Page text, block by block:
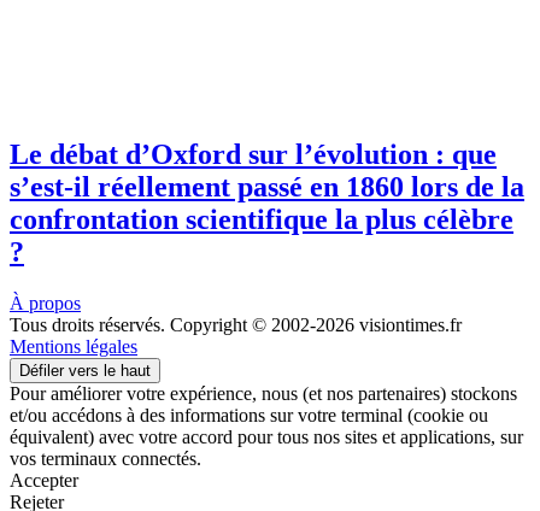
Le débat d’Oxford sur l’évolution : que
s’est-il réellement passé en 1860 lors de la
confrontation scientifique la plus célèbre
?
À propos
Tous droits réservés. Copyright © 2002-2026 visiontimes.fr
Mentions légales
Défiler vers le haut
Pour améliorer votre expérience, nous (et nos partenaires) stockons
et/ou accédons à des informations sur votre terminal (cookie ou
équivalent) avec votre accord pour tous nos sites et applications, sur
vos terminaux connectés.
Accepter
Rejeter